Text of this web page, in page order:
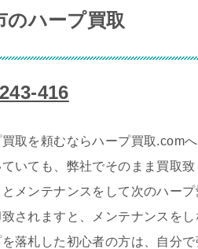
のハープ買取
416
取を頼むならハープ買取.com
いても、弊社でそのまま買取
とメンテナンスをして次のハー
されますと、メンテナンスを
落札した初心者の方は、自分